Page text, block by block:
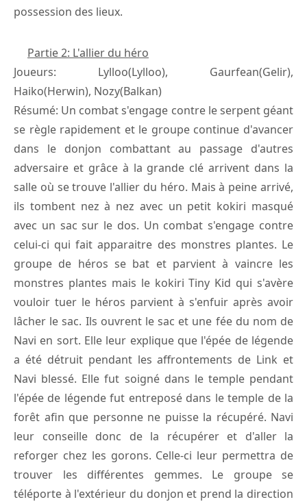
possession des lieux.
Partie 2: L'allier du héro
Joueurs: Lylloo(Lylloo), Gaurfean(Gelir),
Haiko(Herwin), Nozy(Balkan)
Résumé: Un combat s'engage contre le serpent géant
se règle rapidement et le groupe continue d'avancer
dans le donjon combattant au passage d'autres
adversaire et grâce à la grande clé arrivent dans la
salle où se trouve l'allier du héro. Mais à peine arrivé,
ils tombent nez à nez avec un petit kokiri masqué
avec un sac sur le dos. Un combat s'engage contre
celui-ci qui fait apparaitre des monstres plantes. Le
groupe de héros se bat et parvient à vaincre les
monstres plantes mais le kokiri Tiny Kid qui s'avère
vouloir tuer le héros parvient à s'enfuir après avoir
lâcher le sac. Ils ouvrent le sac et une fée du nom de
Navi en sort. Elle leur explique que l'épée de légende
a été détruit pendant les affrontements de Link et
Navi blessé. Elle fut soigné dans le temple pendant
l'épée de légende fut entreposé dans le temple de la
forêt afin que personne ne puisse la récupéré. Navi
leur conseille donc de la récupérer et d'aller la
reforger chez les gorons. Celle-ci leur permettra de
trouver les différentes gemmes. Le groupe se
téléporte à l'extérieur du donjon et prend la direction